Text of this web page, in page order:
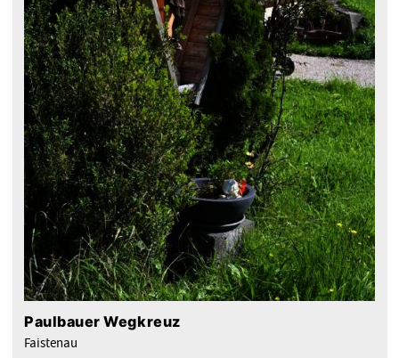
Paulbauer Wegkreuz
Faistenau